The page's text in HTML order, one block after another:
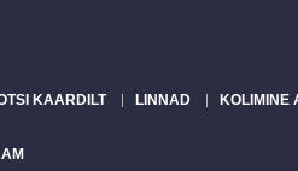
KAARDILT LINNAD KOLIMINE